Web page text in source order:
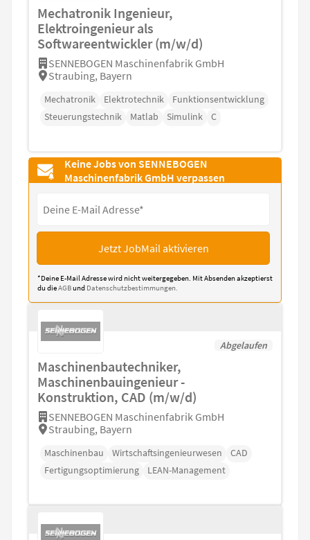
Mechatronik Ingenieur,
Elektroingenieur als
Softwareentwickler (m/w/d)
SENNEBOGEN Maschinenfabrik GmbH
Straubing, Bayern
Mechatronik Elektrotechnik
Funktionsentwicklung
Steuerungstechnik
Matlab Simulink C
Keine Jobs von SENNEBOGEN
Maschinenfabrik GmbH verpassen
Jetzt JobMail aktivieren
*Deine E-Mail Adresse wird nicht weitergegeben. Mit Absenden akzeptierst
du dieAGBund Datenschutzbestimmungen.
Abgelaufen
Maschinenbautechniker,
Maschinenbauingenieur -
Konstruktion, CAD (m/w/d)
SENNEBOGEN Maschinenfabrik GmbH
Straubing, Bayern
Maschinenbau Wirtschaftsingenieurwesen
CAD
Fertigungsoptimierung
LEAN-Management